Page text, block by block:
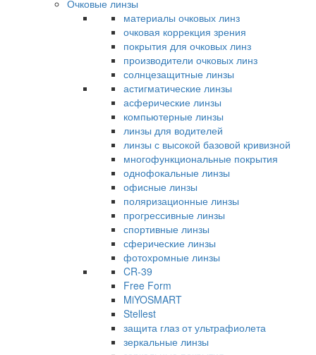
Очковые линзы
материалы очковых линз
очковая коррекция зрения
покрытия для очковых линз
производители очковых линз
солнцезащитные линзы
астигматические линзы
асферические линзы
компьютерные линзы
линзы для водителей
линзы с высокой базовой кривизной
многофункциональные покрытия
однофокальные линзы
офисные линзы
поляризационные линзы
прогрессивные линзы
спортивные линзы
сферические линзы
фотохромные линзы
CR-39
Free Form
MiYOSMART
Stellest
защита глаз от ультрафиолета
зеркальные линзы